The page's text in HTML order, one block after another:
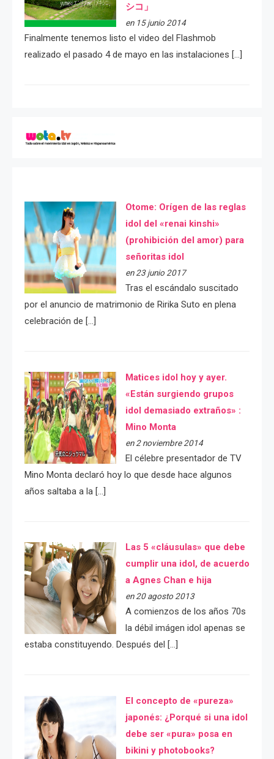
シコ」
en 15 junio 2014
Finalmente tenemos listo el video del Flashmob
realizado el pasado 4 de mayo en las instalaciones […]
Otome: Orígen de las reglas
idol del «renai kinshi»
(prohibición del amor) para
señoritas idol
en 23 junio 2017
Tras el escándalo suscitado
por el anuncio de matrimonio de Ririka Suto en plena
celebración de […]
Matices idol hoy y ayer.
«Están surgiendo grupos
idol demasiado extraños» :
Mino Monta
en 2 noviembre 2014
El célebre presentador de TV
Mino Monta declaró hoy lo que desde hace algunos
años saltaba a la […]
Las 5 «cláusulas» que debe
cumplir una idol, de acuerdo
a Agnes Chan e hija
en 20 agosto 2013
A comienzos de los años 70s
la débil imágen idol apenas se
estaba constituyendo. Después del […]
El concepto de «pureza»
japonés: ¿Porqué si una idol
debe ser «pura» posa en
bikini y photobooks?